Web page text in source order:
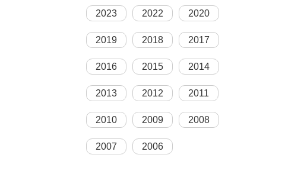
2023 2022 2020
2019 2018 2017
2016 2015 2014
2013 2012 2011
2010 2009 2008
2007 2006